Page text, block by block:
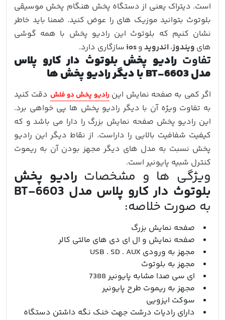
است. دیتراک یعنی از دستگاه پخش هنگام پخش موسیقی
بلوتوث بتوانید موزیک های را عوض کنید. ضمنا باید خاطر
نشان کنیم که بلوتوث این رادیو پخش با همه گوشی
های ویندوز،اندرویدوiosسازگاری دارد.
تفاوترادیو پخش بلوتوث دار کارو پلاس
مدل BT-6603 با دیگر رادیو پخش ها
اگر کمی به صفحه نمایش اینرادیو پخش دو فلش دقت کنید
به تفاوت ویژه آن با دیگر رادیو پخش ها پی خواهی برد.
این رادیو پخش صفحه نمایش بزرگ را دارا می باشد و که
کیفیت شفافیت بالایی را داراست. از نقاط دیگر این رادیو
پخش نسبت به مدل های دیگر مجهز بودن آن به ریموت
کنترل شبیه پایونیر است.
ویژگی ها و مشخصات رادیو پخش
بلوتوث دار کارو پلاس مدل BT-6603
به صورت خلاصه:
صفحه نمایش بزرگ
صفحه نمایش و ال ای دی های مالتی کالر
مجهز به ورودی USB . SD . AUX
مجهز به بلوتوث
ای سی صدا مشابه پایونیر 7388
مجهز به ریموت طرح پایونیر
سوکت ایزویی
دارای رادیات درشت جهت خنک نگه داشتن دستگاه